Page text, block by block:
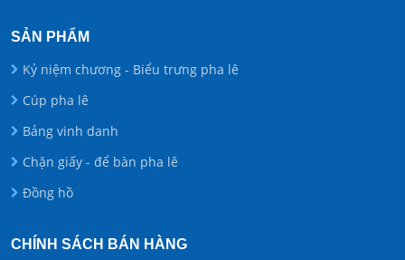
SẢN PHẨM
Kỷ niệm chương - Biểu trưng pha lê
Cúp pha lê
Bảng vinh danh
Chặn giấy - để bàn pha lê
Đồng hồ
CHÍNH SÁCH BÁN HÀNG